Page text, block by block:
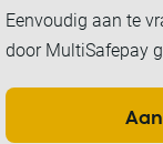
Eenvoudig aan te
door MultiSafepay